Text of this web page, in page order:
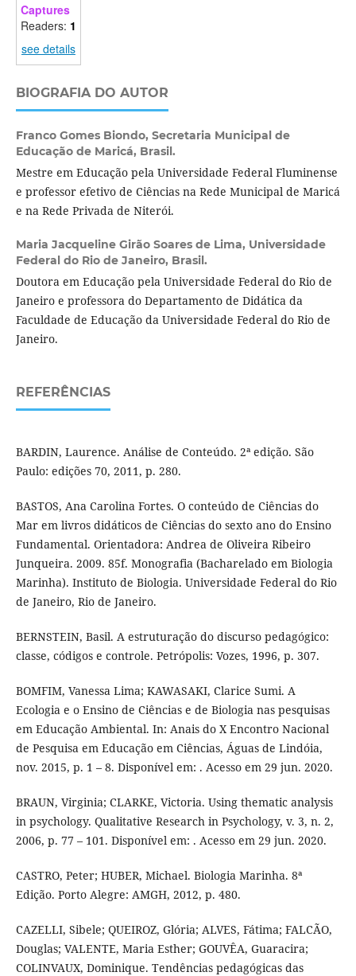
Captures
Readers: 1
see details
BIOGRAFIA DO AUTOR
Franco Gomes Biondo, Secretaria Municipal de
Educação de Maricá, Brasil.
Mestre em Educação pela Universidade Federal Fluminense
e professor efetivo de Ciências na Rede Municipal de Maricá
e na Rede Privada de Niterói.
Maria Jacqueline Girão Soares de Lima, Universidade
Federal do Rio de Janeiro, Brasil.
Doutora em Educação pela Universidade Federal do Rio de
Janeiro e professora do Departamento de Didática da
Faculdade de Educação da Universidade Federal do Rio de
Janeiro.
REFERÊNCIAS
BARDIN, Laurence. Análise de Conteúdo. 2ª edição. São
Paulo: edições 70, 2011, p. 280.
BASTOS, Ana Carolina Fortes. O conteúdo de Ciências do
Mar em livros didáticos de Ciências do sexto ano do Ensino
Fundamental. Orientadora: Andrea de Oliveira Ribeiro
Junqueira. 2009. 85f. Monografia (Bacharelado em Biologia
Marinha). Instituto de Biologia. Universidade Federal do Rio
de Janeiro, Rio de Janeiro.
BERNSTEIN, Basil. A estruturação do discurso pedagógico:
classe, códigos e controle. Petrópolis: Vozes, 1996, p. 307.
BOMFIM, Vanessa Lima; KAWASAKI, Clarice Sumi. A
Ecologia e o Ensino de Ciências e de Biologia nas pesquisas
em Educação Ambiental. In: Anais do X Encontro Nacional
de Pesquisa em Educação em Ciências, Águas de Lindóia,
nov. 2015, p. 1 – 8. Disponível em: . Acesso em 29 jun. 2020.
BRAUN, Virginia; CLARKE, Victoria. Using thematic analysis
in psychology. Qualitative Research in Psychology, v. 3, n. 2,
2006, p. 77 – 101. Disponível em: . Acesso em 29 jun. 2020.
CASTRO, Peter; HUBER, Michael. Biologia Marinha. 8ª
Edição. Porto Alegre: AMGH, 2012, p. 480.
CAZELLI, Sibele; QUEIROZ, Glória; ALVES, Fátima; FALCÃO,
Douglas; VALENTE, Maria Esther; GOUVÊA, Guaracira;
COLINVAUX, Dominique. Tendências pedagógicas das